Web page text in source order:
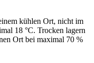
kühlen Ort, nicht im
18 °C. Trocken lagern
Ort bei maximal 70 %